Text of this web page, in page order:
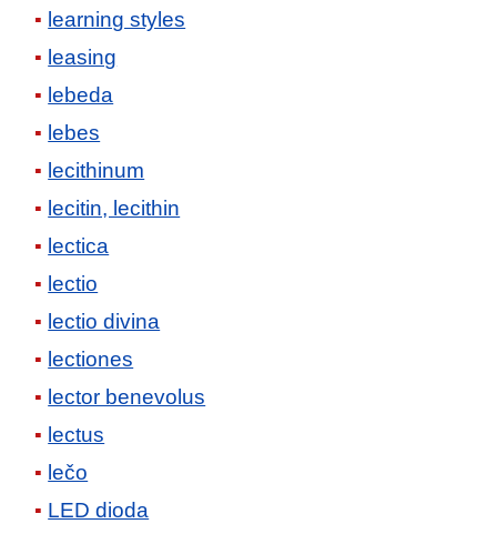
learning styles
leasing
lebeda
lebes
lecithinum
lecitin, lecithin
lectica
lectio
lectio divina
lectiones
lector benevolus
lectus
lečo
LED dioda